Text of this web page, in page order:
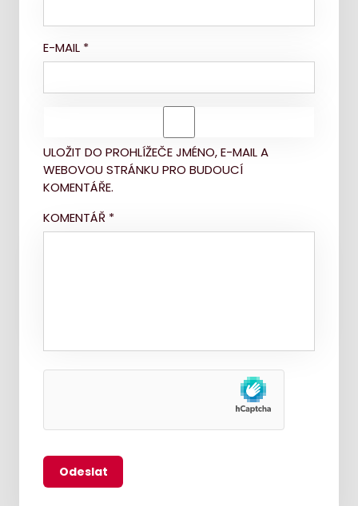
E-MAIL *
ULOŽIT DO PROHLÍŽEČE JMÉNO, E-MAIL A
WEBOVOU STRÁNKU PRO BUDOUCÍ
KOMENTÁŘE.
KOMENTÁŘ *